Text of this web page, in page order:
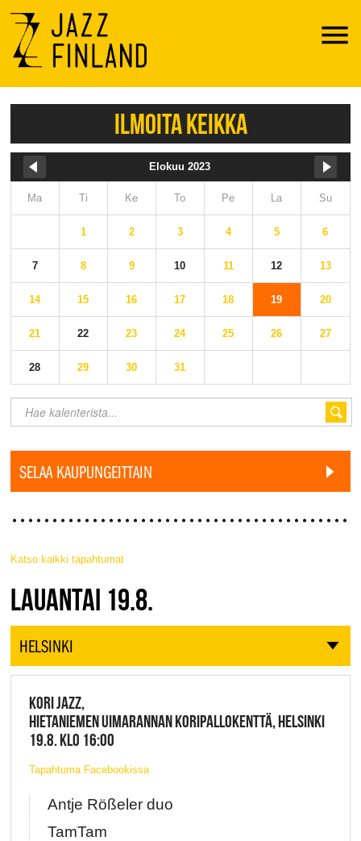
Menu
ILMOITA KEIKKA
Elokuu 2023
Ma Ti Ke To Pe La Su
1 2 3 4 5 6
7 8 9 10 11 12 13
14 15 16 17 18 19 20
21 22 23 24 25 26 27
28 29 30 31
SELAA KAUPUNGEITTAIN
Katso kaikki tapahtumat
JAZZ FINLAND LIVE
LAUANTAI 19.8.
HELSINKI
KORI JAZZ,
HIETANIEMEN UIMARANNAN KORIPALLOKENTTÄ, HELSINKI
19.8. KLO 16:00
Tapahtuma Facebookissa
Antje Rößeler duo
TamTam